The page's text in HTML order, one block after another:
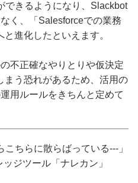
できるようになり、Slackbot
く、「Salesforceでの業務
進化したといえます。
不正確なやりとりや仮決定
まう恐れがあるため、活用の
用ルールをきちんと定めて
こちらに散らばっている---」
ジツール「ナレカン」